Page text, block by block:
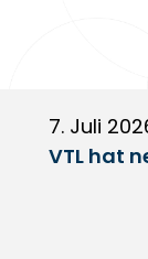
7. Juli
VTL hat